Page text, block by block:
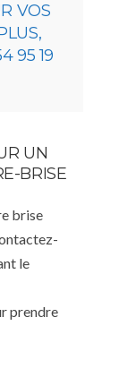
VOS
95 19
UN
BRISE
brise
le
prendre